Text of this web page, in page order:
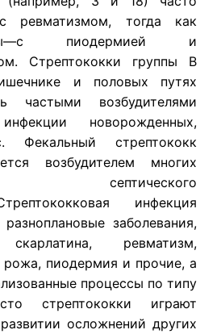
ревматизмом, тогда как
пиодермией и
Стрептококки группы В
и половых путях
частыми возбудителями
новорожденных,
Фекальный стрептококк
возбудителем многих
инфекция
заболевания,
ревматизм,
рожа, пиодермия и прочие, а
процессы по типу
стрептококки играют
осложнений других